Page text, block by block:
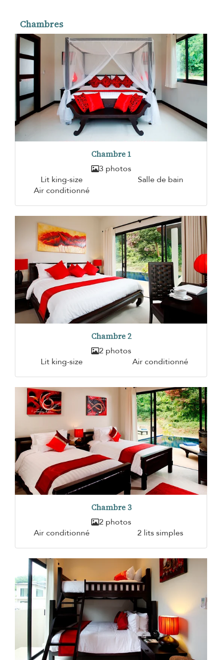
Chambres
Chambre 1
3 photos
Lit king-size
Salle de bain
Air conditionné
Chambre 2
2 photos
Lit king-size
Air conditionné
Chambre 3
2 photos
Air conditionné
2 lits simples